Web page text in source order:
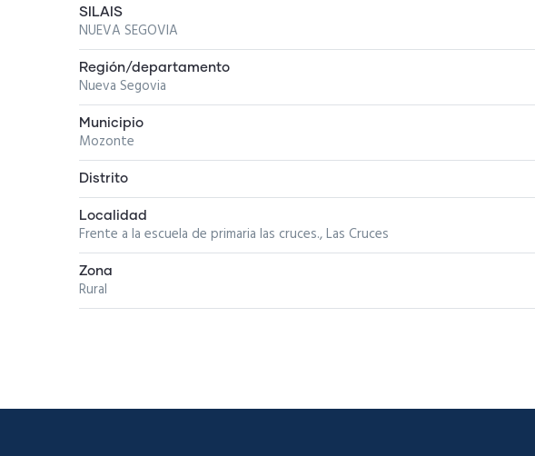
SILAIS
NUEVA SEGOVIA
Región/departamento
Nueva Segovia
Municipio
Mozonte
Distrito
Localidad
Frente a la escuela de primaria las cruces., Las Cruces
Zona
Rural